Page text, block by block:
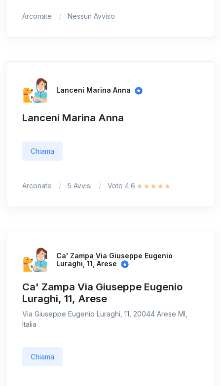
Arconate Nessun Avviso
Lanceni Marina Anna
Lanceni Marina Anna
Chiama
Arconate 5 Avvisi Voto 4.6
Ca' Zampa Via Giuseppe Eugenio
Luraghi, 11, Arese
Ca' Zampa Via Giuseppe Eugenio
Luraghi, 11, Arese
Via Giuseppe Eugenio Luraghi, 11, 20044 Arese MI,
Italia
Chiama